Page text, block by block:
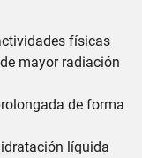
físicas
mayor radiación
de forma
líquida